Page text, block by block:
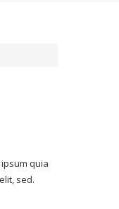
quia
sed.